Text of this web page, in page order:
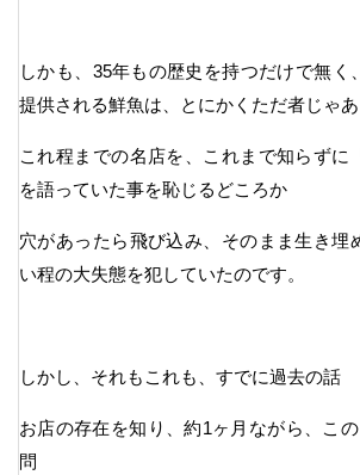
しかも、35年もの歴史を持つだけで無く
提供される鮮魚は、とにかくただ者じゃ
これ程までの名店を、これまで知らずに
を語っていた事を恥じるどころか
穴があったら飛び込み、そのまま生き埋
い程の大失態を犯していたのです。
しかし、それもこれも、すでに過去の話
お店の存在を知り、約1ヶ月ながら、こ
問